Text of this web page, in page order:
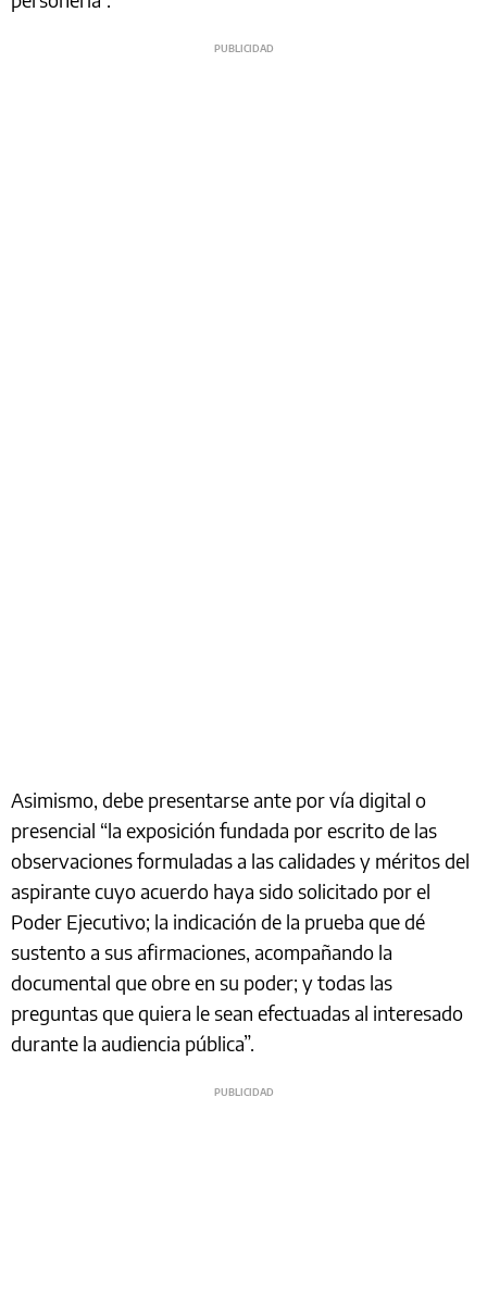
Asimismo, debe presentarse ante por vía digital o
presencial “la exposición fundada por escrito de las
observaciones formuladas a las calidades y méritos del
aspirante cuyo acuerdo haya sido solicitado por el
Poder Ejecutivo; la indicación de la prueba que dé
sustento a sus afirmaciones, acompañando la
documental que obre en su poder; y todas las
preguntas que quiera le sean efectuadas al interesado
durante la audiencia pública”.